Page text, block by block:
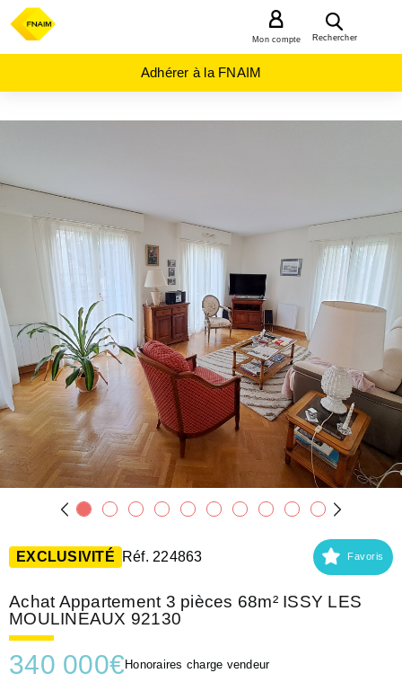
Rechercher
Mon compte
Adhérer à la FNAIM
FRANCE
ISSY LES
MOULINEAUX
EXCLUSIVITÉ Réf. 224863 Favoris
Achat Appartement 3 pièces 68m² ISSY LES
MOULINEAUX 92130
340 000€ Honoraires charge vendeur